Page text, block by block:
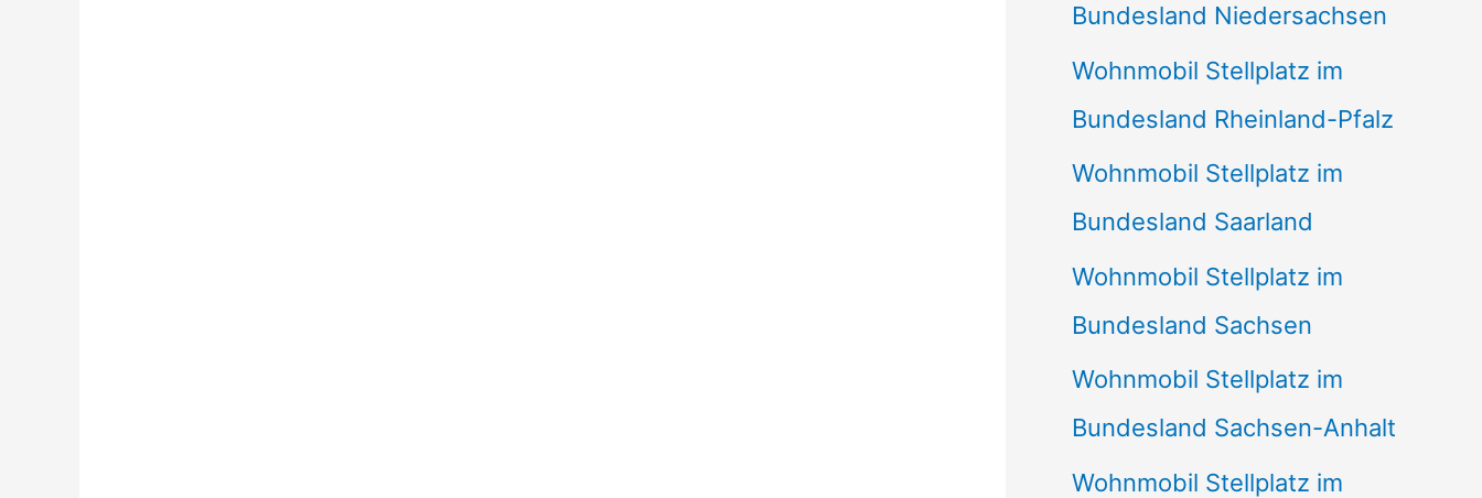
Bundesland Niedersachsen
Wohnmobil Stellplatz im
Bundesland Rheinland-Pfalz
Wohnmobil Stellplatz im
Bundesland Saarland
Wohnmobil Stellplatz im
Bundesland Sachsen
Wohnmobil Stellplatz im
Bundesland Sachsen-Anhalt
Wohnmobil Stellplatz im